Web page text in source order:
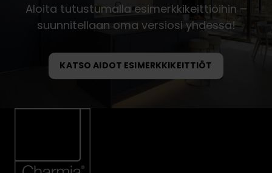
Aloita tutustumalla esimerkkikeittiöihin –
suunnitellaan oma versiosi yhdessä!
KATSO AIDOT ESIMERKKIKEITTIÖT